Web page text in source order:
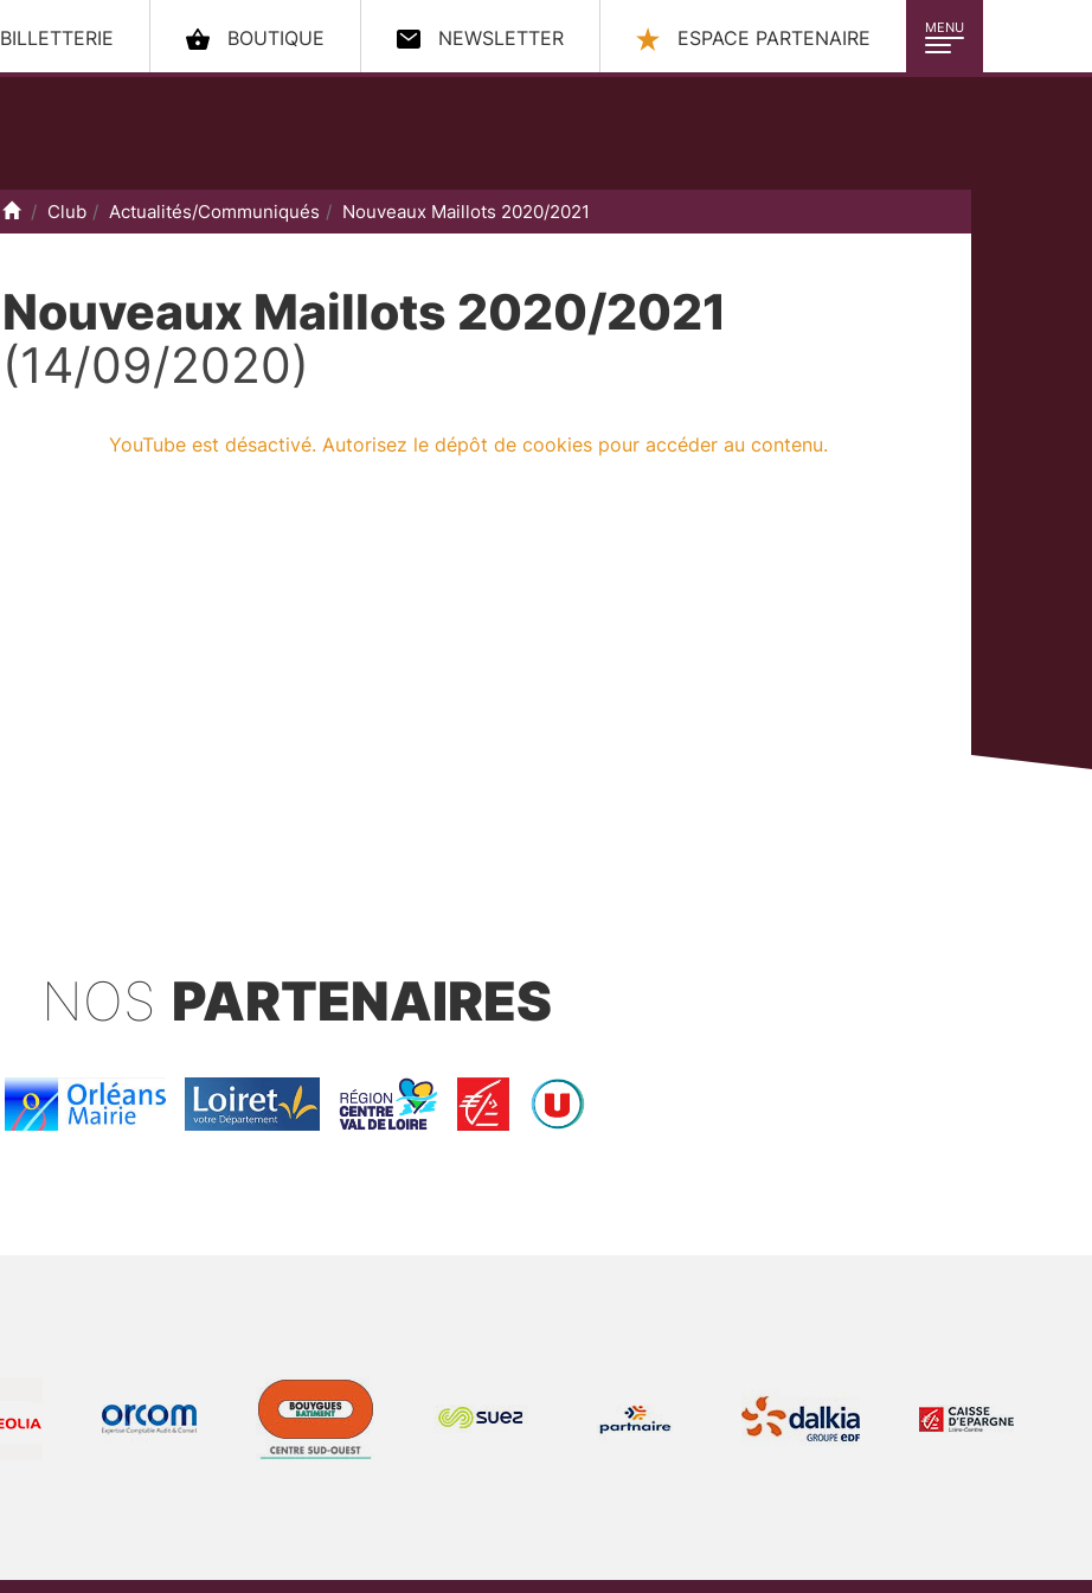
MENU
BILLETTERIE BOUTIQUE NEWSLETTER ESPACE PARTENAIRE
Accueil
Club Actualités/Communiqués Nouveaux Maillots 2020/2021
Nouveaux Maillots 2020/2021
(14/09/2020)
YouTube est désactivé. Autorisez le dépôt de cookies pour accéder au contenu.
NOS PARTENAIRES